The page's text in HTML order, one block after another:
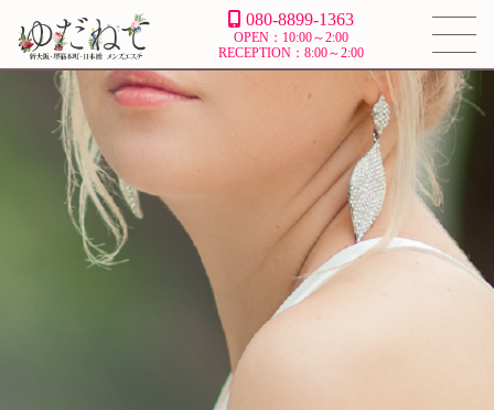
080-8899-1363
OPEN：10:00～2:00
RECEPTION：8:00～2:00